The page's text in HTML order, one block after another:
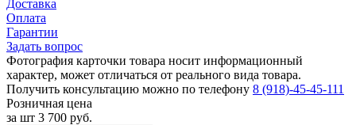
Доставка
Оплата
Гарантии
Задать вопрос
Фотография карточки товара носит информационный
характер, может отличаться от реального вида товара.
Получить консультацию можно по телефону 8 (918)-45-45-111
Розничная цена
за шт 3 700 руб.